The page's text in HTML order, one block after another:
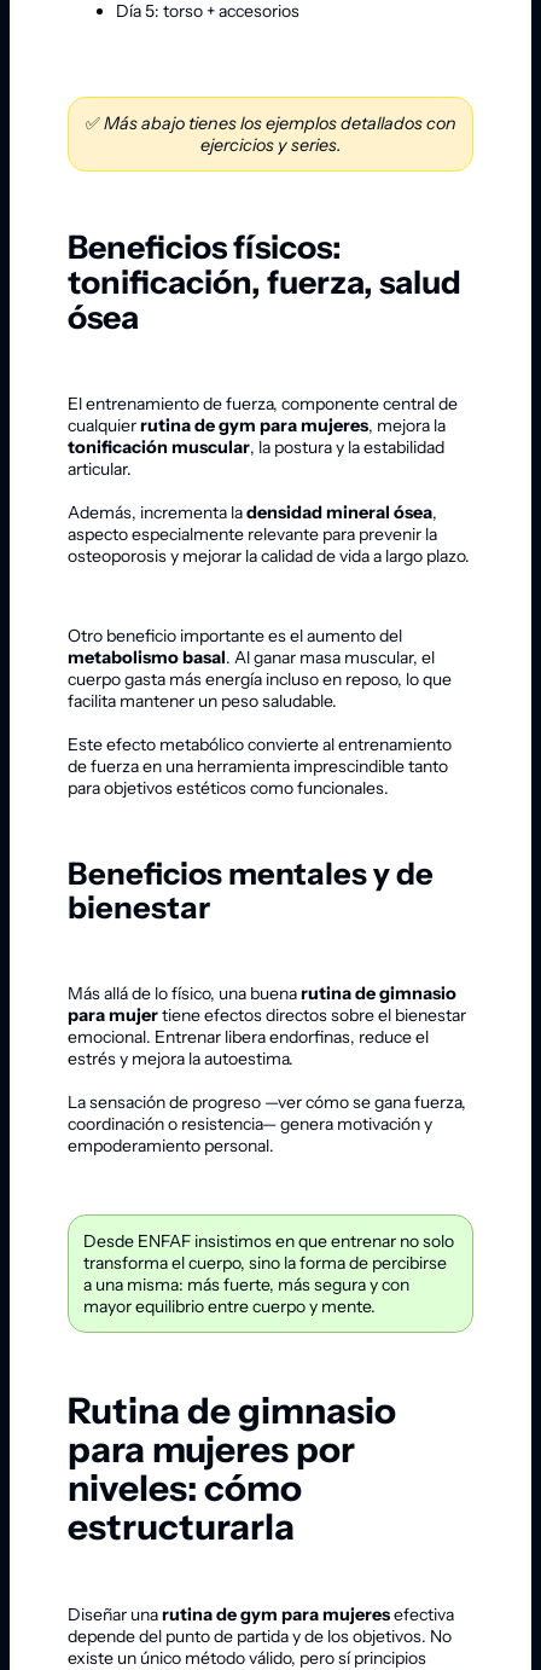
Día 5: torso + accesorios
✅Más abajo tienes los ejemplos detallados con
ejercicios y series.
Beneficios físicos:
tonificación, fuerza, salud
ósea
El entrenamiento de fuerza, componente central de
cualquierrutina de gym para mujeres, mejora la
tonificación muscular, la postura y la estabilidad
articular.
Además, incrementa ladensidad mineral ósea,
aspecto especialmente relevante para prevenir la
osteoporosis y mejorar la calidad de vida a largo plazo.
Otro beneficio importante es el aumento del
metabolismo basal. Al ganar masa muscular, el
cuerpo gasta más energía incluso en reposo, lo que
facilita mantener un peso saludable.
Este efecto metabólico convierte al entrenamiento
de fuerza en una herramienta imprescindible tanto
para objetivos estéticos como funcionales.
Beneficios mentales y de
bienestar
Más allá de lo físico, una buenarutina de gimnasio
para mujertiene efectos directos sobre el bienestar
emocional. Entrenar libera endorfinas, reduce el
estrés y mejora la autoestima.
La sensación de progreso —ver cómo se gana fuerza,
coordinación o resistencia— genera motivación y
empoderamiento personal.
Desde ENFAF insistimos en que entrenar no solo
transforma el cuerpo, sino la forma de percibirse
a una misma: más fuerte, más segura y con
mayor equilibrio entre cuerpo y mente.
Rutina de gimnasio
para mujeres por
niveles: cómo
estructurarla
Diseñar unarutina de gym para mujeresefectiva
depende del punto de partida y de los objetivos. No
existe un único método válido, pero sí principios